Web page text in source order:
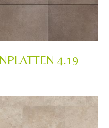
KERAMIK BODENPLATTEN 4.19